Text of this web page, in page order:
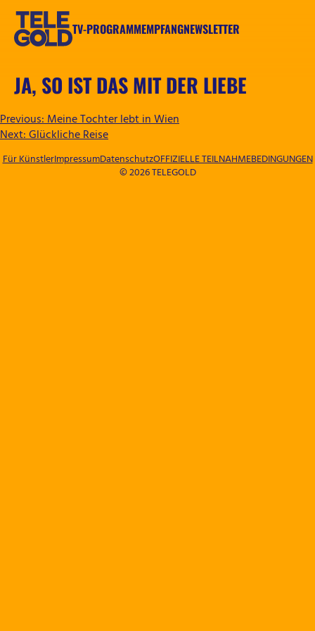
Zum
springen
TV-PROGRAMMEMPFANGNEWSLETTER
JA, SO IST DAS MIT DER LIEBE
BEITRAGSNAVIGATION
Previous:Meine Tochter lebt in Wien
Next:Glückliche Reise
© 2026 TELEGOLD
Für KünstlerImpressumDatenschutzOFFIZIELLE TEILNAHMEBEDINGUNGEN